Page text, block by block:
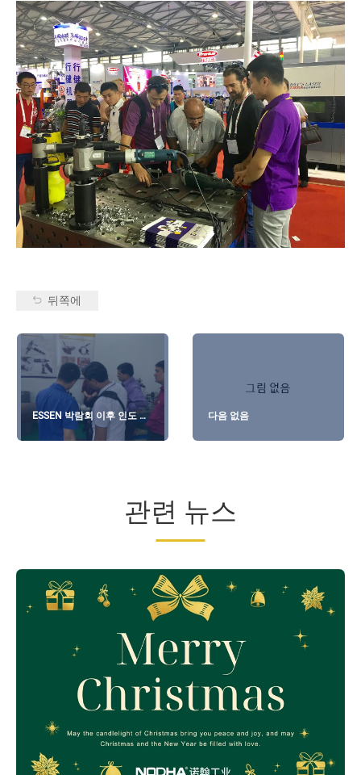
뒤쪽에
ESSEN 박람회 이후 인도 고
객 방문
다음 없음
관련 뉴스